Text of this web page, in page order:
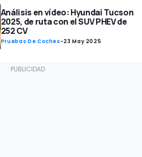
Análisis en vídeo: Hyundai Tucson
2025, de ruta con el SUV PHEV de
252 CV
Pruebas De Coches-23 May 2025